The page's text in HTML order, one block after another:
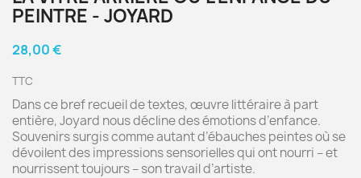
PEINTRE - JOYARD
28,00 €
TTC
Dans ce bref recueil de textes, œuvre littéraire à part
entière, Joyard nous décline des émotions d’enfance.
Souvenirs surgis comme autant d’ébauches peintes où se
dévoilent des impressions sensorielles qui ont nourri – et
nourrissent toujours – son travail d’artiste.